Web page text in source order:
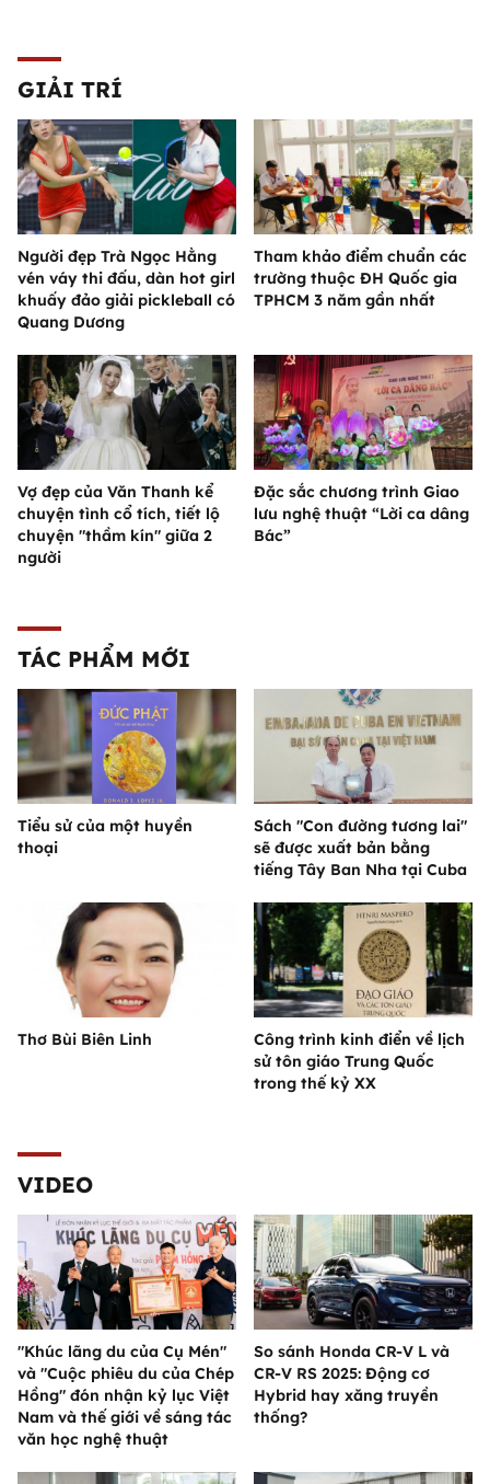
GIẢI TRÍ
Người đẹp Trà Ngọc Hằng
vén váy thi đấu, dàn hot girl
khuấy đảo giải pickleball có
Quang Dương
Tham khảo điểm chuẩn các
trường thuộc ĐH Quốc gia
TPHCM 3 năm gần nhất
Vợ đẹp của Văn Thanh kể
chuyện tình cổ tích, tiết lộ
chuyện "thầm kín" giữa 2
người
Đặc sắc chương trình Giao
lưu nghệ thuật “Lời ca dâng
Bác”
TÁC PHẨM MỚI
Tiểu sử của một huyền
thoại
Sách "Con đường tương lai"
sẽ được xuất bản bằng
tiếng Tây Ban Nha tại Cuba
Thơ Bùi Biên Linh
Công trình kinh điển về lịch
sử tôn giáo Trung Quốc
trong thế kỷ XX
VIDEO
"Khúc lãng du của Cụ Mén"
và "Cuộc phiêu du của Chép
Hồng" đón nhận kỷ lục Việt
Nam và thế giới về sáng tác
văn học nghệ thuật
So sánh Honda CR-V L và
CR-V RS 2025: Động cơ
Hybrid hay xăng truyền
thống?